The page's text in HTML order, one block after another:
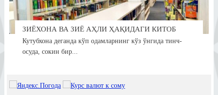
ЗИЁХОНА ВА ЗИЁ АҲЛИ ҲАҚИДАГИ КИТОБ
Кутубхона деганда кўп одамларнинг кўз ўнгида тинч-
осуда, сокин бир...